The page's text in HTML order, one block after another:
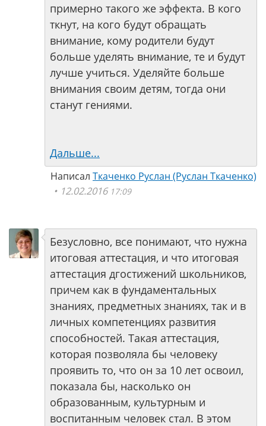
примерно такого же эффекта. В кого
ткнут, на кого будут обращать
внимание, кому родители будут
больше уделять внимание, те и будут
лучше учиться. Уделяйте больше
внимания своим детям, тогда они
станут гениями.
Дальше...
Написал Ткаченко Руслан (Руслан Ткаченко)
12.02.2016 17:09
Безусловно, все понимают, что нужна
итоговая аттестация, и что итоговая
аттестация дгостижений школьников,
причем как в фундаментальных
знаниях, предметных знаниях, так и в
личных компетенциях развития
способностей. Такая аттестация,
которая позволяла бы человеку
проявить то, что он за 10 лет освоил,
показала бы, насколько он
образованным, культурным и
воспитанным человек стал. В этом